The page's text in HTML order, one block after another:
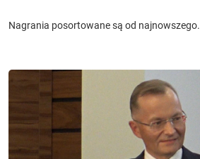
Nagrania posortowane są od najnowszego.